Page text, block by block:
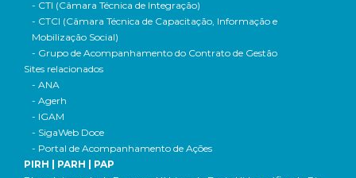
- CTI (Câmara Técnica de Integração)
- CTCI (Câmara Técnica de Capacitação, Informação e
Mobilização Social)
- Grupo de Acompanhamento do Contrato de Gestão
Sites relacionados
- ANA
- Agerh
- IGAM
- SigaWeb Doce
- Portal de Acompanhamento de Ações
PIRH | PARH | PAP